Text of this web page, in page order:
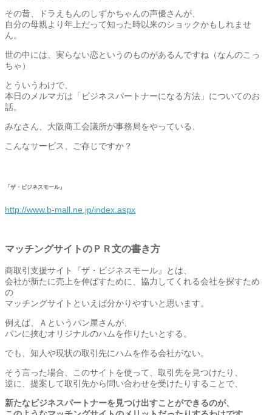
その昔、ドラえもんのしずかちゃんの声優さんが、
自分の母親より年上だって知った時以来のショックかもしれませ
ん。
世の中には、実らない恋というのものがあるんですね（なんのこっ
ちゃ）
とういうわけで、
本日のメルマガは「ビジネスパートナーになる方法」についてのお
話。
みなさん、大阪商工会議所が事務局をやっている、
こんなサービス、ご存じですか？
「ザ・ビジネスモール」
http://www.b-mall.ne.jp/index.aspx
マッチングサイトのＰＲ文の書き方
商取引支援サイト『ザ・ビジネスモール』とは、
会社が新たに売上を伸ばすために、協力してくれる会社を探すため
の
マッチングサイトといえば分かりやすいと思います。
例えば、Ａというパン屋さんが、
パンに挟むオリジナルのハムを作りたいとする。
でも、知人や現状の取引先にハムを作る会社がない。
そう言った場合、このサイトを使って、取引先を見つけたり、
逆に、提案して取引先から問い合わせを受けたりすることで、
新たなビジネスパートナーを見つけ出すことができるのが、